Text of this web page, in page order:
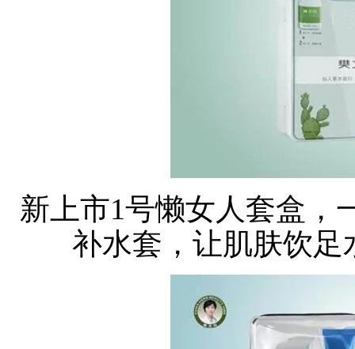
新上市1号懒女人套盒，
补水套，让肌肤饮